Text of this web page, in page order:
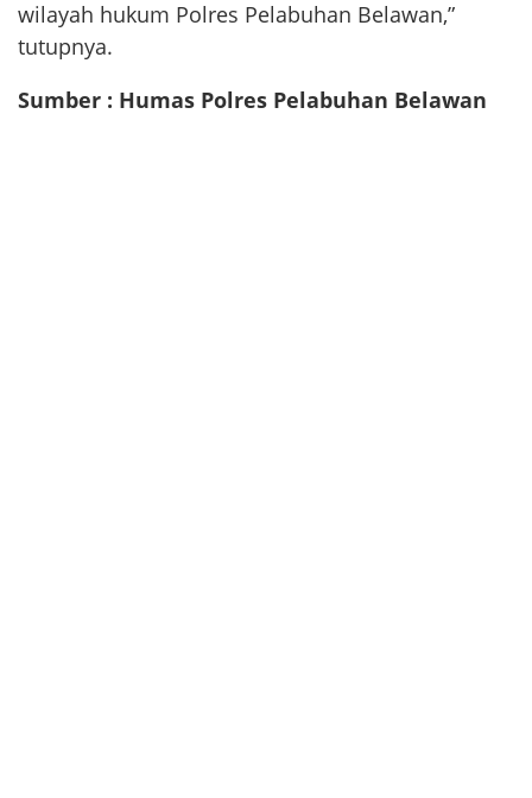
wilayah hukum Polres Pelabuhan Belawan,”
tutupnya.
Sumber : Humas Polres Pelabuhan Belawan